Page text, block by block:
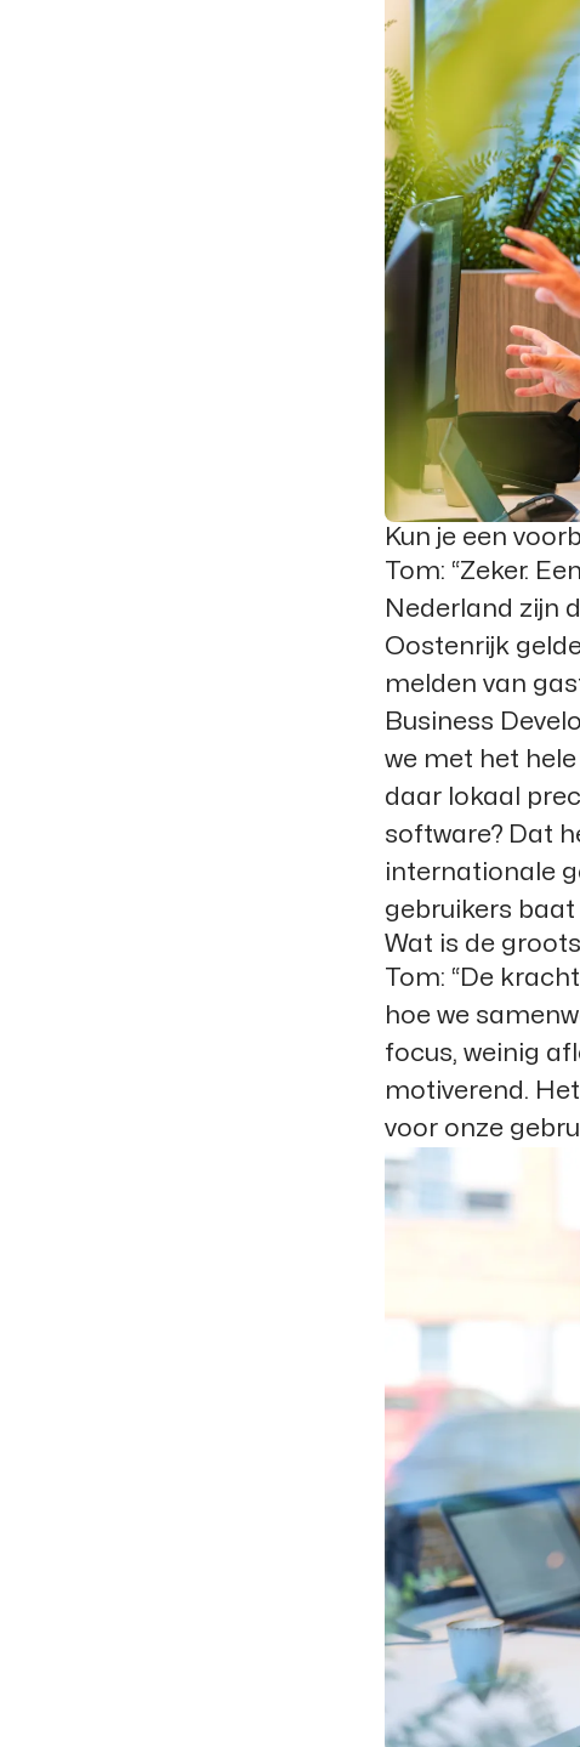
Kun je een
Tom: “Zeker.
Nederland zijn
Oostenrijk
melden van
Business
we met het
daar lokaal
software? Dat
internationale
gebruikers baat
Wat is de
Tom: “De
hoe we
focus, weinig
motiverend.
voor onze